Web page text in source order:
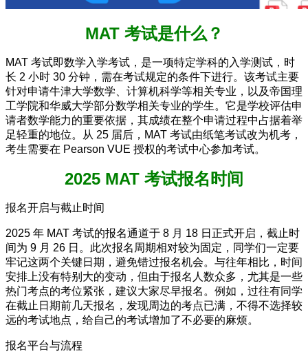
MAT 考试是什么？
MAT 考试即数学入学考试，是一项特定学科的入学测试，时
长 2 小时 30 分钟，需在考试规定的条件下进行。该考试主要
针对申请牛津大学数学、计算机科学等相关专业，以及帝国理
工学院和华威大学部分数学相关专业的学生。它是学校评估申
请者数学能力的重要依据，其成绩在整个申请过程中占据着举
足轻重的地位。从 25 届后，MAT 考试由纸笔考试改为机考，
考生需要在 Pearson VUE 授权的考试中心参加考试。
2025 MAT 考试报名时间
报名开启与截止时间
2025 年 MAT 考试的报名通道于 8 月 18 日正式开启，截止时
间为 9 月 26 日。此次报名周期相对较为固定，同学们一定要
牢记这两个关键日期，避免错过报名机会。与往年相比，时间
安排上没有特别大的变动，但由于报名人数众多，尤其是一些
热门考点的考位紧张，建议大家尽早报名。例如，过往有同学
在截止日期前几天报名，发现周边的考点已满，不得不选择较
远的考试地点，给自己的考试增加了不必要的麻烦。
报名平台与流程